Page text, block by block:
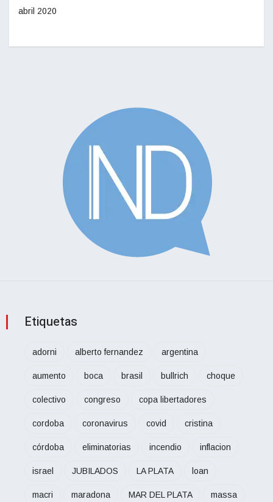
abril 2020
Etiquetas
adorni alberto fernandez argentina
aumento boca brasil bullrich choque
colectivo congreso copa libertadores
cordoba coronavirus covid cristina
córdoba eliminatorias incendio inflacion
israel JUBILADOS LA PLATA loan
macri maradona MAR DEL PLATA massa